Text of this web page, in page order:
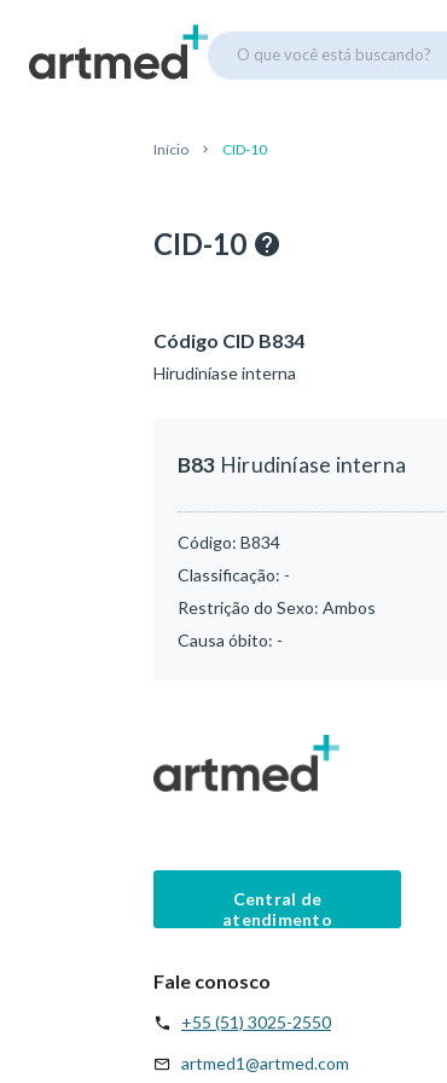
O que você está buscando?
Início CID-10
CID-10
Código CID B834
Hirudiníase interna
B83 Hirudiníase interna
Código: B834
Classificação: -
Restrição do Sexo: Ambos
Causa óbito: -
Central de
atendimento
Fale conosco
+55 (51) 3025-2550
artmed1@artmed.com